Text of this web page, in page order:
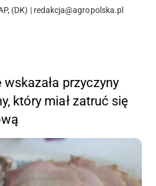
(DK) | redakcja@agropolska.pl
wskazała przyczyny
który miał zatruć się